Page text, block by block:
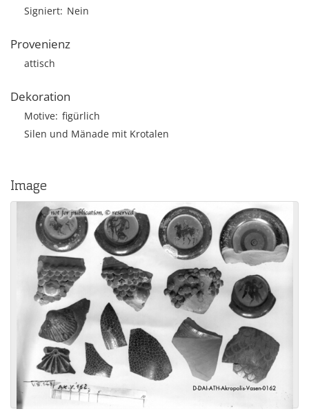
Signiert Nein
Provenienz
attisch
Dekoration
Motive figürlich
Silen und Mänade mit Krotalen
Image